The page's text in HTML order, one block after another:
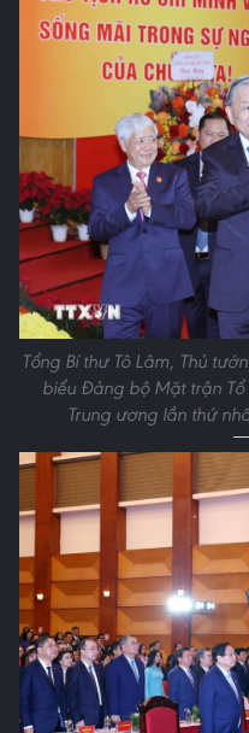
Tổng Bí thư Tô Lâm, Thủ
biểu Đảng bộ Mặt trận
Trung ương lần thứ